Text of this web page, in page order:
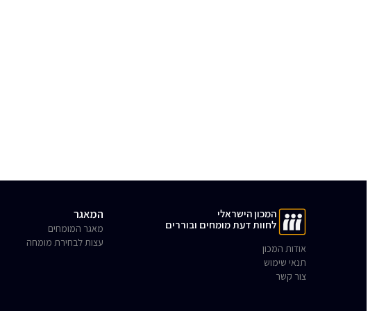
המכון הישראלי
לחוות דעת מומחים ובוררים
אודות המכון
תנאי שימוש
צור קשר
המאגר
מאגר המומחים
עצות לבחירת מומחה